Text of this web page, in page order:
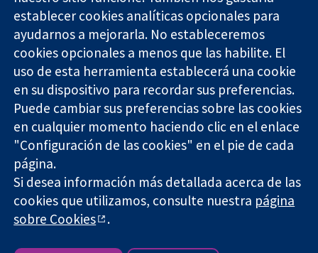
Evidencia fiable.
Decisiones
informadas.
Mejor salud.
11-13 Cavendish
Square
Londres
W1G 0AN
Reino Unido
Contacto
Noticias
Prensa
Sobre
nosotros
Empleo
Cochrane
Library
The Cochrane Collaboration is a charity (no. 1045921) and a
company limited by guarantee (no. 03044323) registered in
England & Wales. VAT registration number GB 718 2127 49.
Copyright © 2026 The Cochrane Collaboration
establecer cookies analíticas opcionales para
ayudarnos a mejorarla. No estableceremos
cookies opcionales a menos que las habilite. El
uso de esta herramienta establecerá una cookie
en su dispositivo para recordar sus preferencias.
Puede cambiar sus preferencias sobre las cookies
en cualquier momento haciendo clic en el enlace
"Configuración de las cookies" en el pie de cada
página.
Si desea información más detallada acerca de las
cookies que utilizamos, consulte nuestra página
sobre Cookies
.